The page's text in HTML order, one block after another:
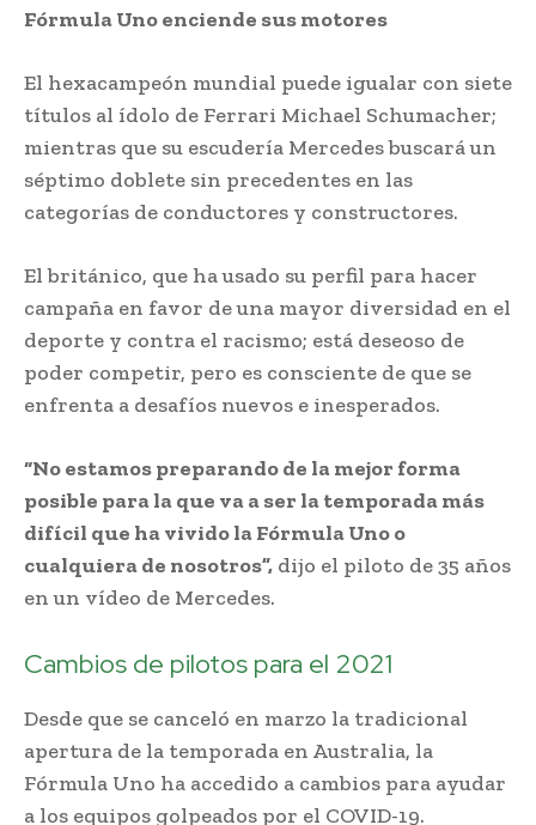
Fórmula Uno enciende sus motores
El hexacampeón mundial puede igualar con siete
títulos al ídolo de Ferrari Michael Schumacher;
mientras que su escudería Mercedes buscará un
séptimo doblete sin precedentes en las
categorías de conductores y constructores.
El británico, que ha usado su perfil para hacer
campaña en favor de una mayor diversidad en el
deporte y contra el racismo; está deseoso de
poder competir, pero es consciente de que se
enfrenta a desafíos nuevos e inesperados.
“No estamos preparando de la mejor forma
posible para la que va a ser la temporada más
difícil que ha vivido la Fórmula Uno o
cualquiera de nosotros”, dijo el piloto de 35 años
en un vídeo de Mercedes.
Cambios de pilotos para el 2021
Desde que se canceló en marzo la tradicional
apertura de la temporada en Australia, la
Fórmula Uno ha accedido a cambios para ayudar
a los equipos golpeados por el COVID-19.